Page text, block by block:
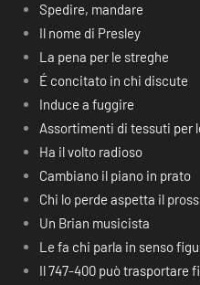
Spedire, mandare
Il nome di Presley
La pena per le streghe
É concitato in chi discute
Induce a fuggire
Assortimenti di tessuti per
Ha il volto radioso
Cambiano il piano in prato
Chi lo perde aspetta il
Un Brian musicista
Le fa chi parla in senso
Il 747-400 può trasportare